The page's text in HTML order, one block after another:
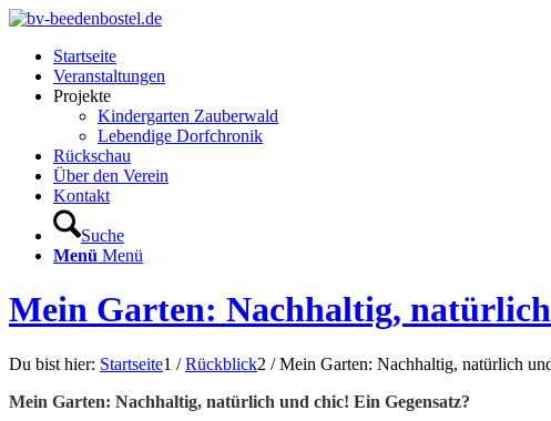
Startseite
Veranstaltungen
Projekte
Kindergarten Zauberwald
Lebendige Dorfchronik
Rückschau
Über den Verein
Kontakt
Suche
Menü Menü
Mein Garten: Nachhaltig,
Du bist hier: Startseite1 / Rückblick2 / Mein Garten: Nachhaltig, natürlich
Mein Garten: Nachhaltig, natürlich und chic! Ein Gegensatz?